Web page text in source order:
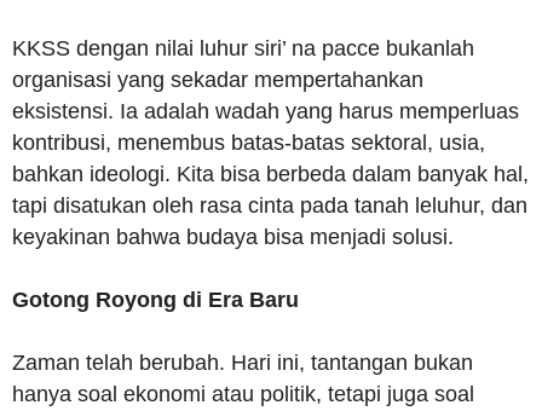
KKSS dengan nilai luhur siri’ na pacce bukanlah
organisasi yang sekadar mempertahankan
eksistensi. Ia adalah wadah yang harus memperluas
kontribusi, menembus batas-batas sektoral, usia,
bahkan ideologi. Kita bisa berbeda dalam banyak hal,
tapi disatukan oleh rasa cinta pada tanah leluhur, dan
keyakinan bahwa budaya bisa menjadi solusi.
Gotong Royong di Era Baru
Zaman telah berubah. Hari ini, tantangan bukan
hanya soal ekonomi atau politik, tetapi juga soal